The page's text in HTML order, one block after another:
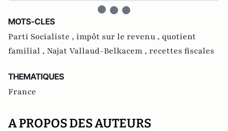
MOTS-CLES
Parti Socialiste , impôt sur le revenu , quotient
familial , Najat Vallaud-Belkacem , recettes fiscales
THEMATIQUES
France
A PROPOS DES AUTEURS